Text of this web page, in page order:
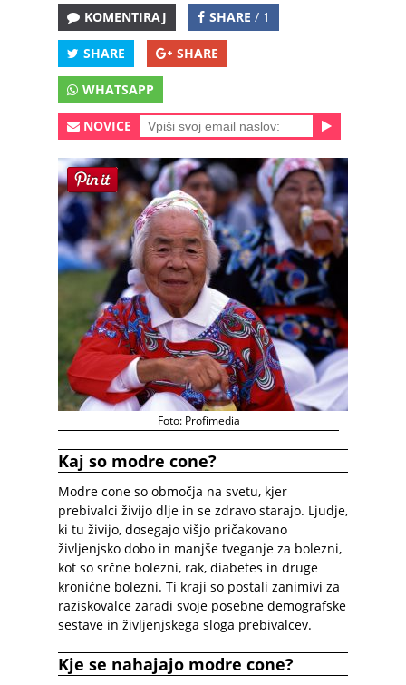
KOMENTIRAJ SHARE / 1
SHARE SHARE
WHATSAPP
NOVICE
Foto: Profimedia
Kaj so modre cone?
Modre cone so območja na svetu, kjer
prebivalci živijo dlje in se zdravo starajo. Ljudje,
ki tu živijo, dosegajo višjo pričakovano
življenjsko dobo in manjše tveganje za bolezni,
kot so srčne bolezni, rak, diabetes in druge
kronične bolezni. Ti kraji so postali zanimivi za
raziskovalce zaradi svoje posebne demografske
sestave in življenjskega sloga prebivalcev.
Kje se nahajajo modre cone?